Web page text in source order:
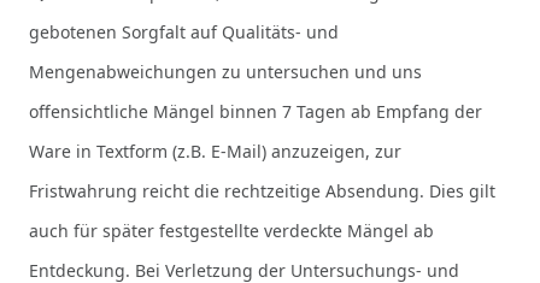
gebotenen Sorgfalt auf Qualitäts- und
Mengenabweichungen zu untersuchen und uns
offensichtliche Mängel binnen 7 Tagen ab Empfang der
Ware in Textform (z.B. E-Mail) anzuzeigen, zur
Fristwahrung reicht die rechtzeitige Absendung. Dies gilt
auch für später festgestellte verdeckte Mängel ab
Entdeckung. Bei Verletzung der Untersuchungs- und